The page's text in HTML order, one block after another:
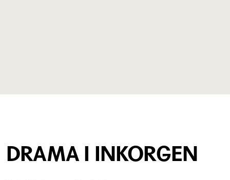
DRAMA I INKORGEN